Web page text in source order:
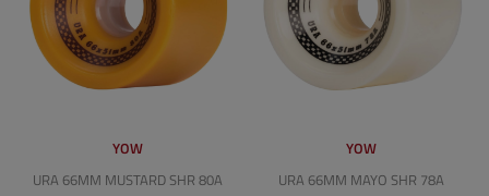
YOW
URA 66MM MUSTARD SHR 80A
YOW
URA 66MM MAYO SHR 78A